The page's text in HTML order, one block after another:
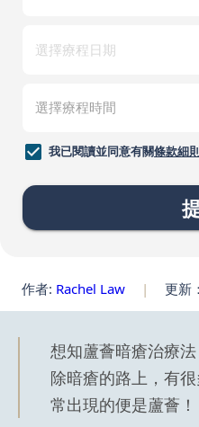
我已閱讀並同意有關條款細則
作者: Rachel Law | 更新
想知蘆薈暗瘡治療
除暗瘡的路上，有
常出現的便是蘆薈！